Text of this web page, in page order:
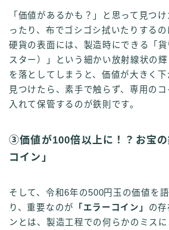
「価値があるかも？」と思って見つ
ったり、布でゴシゴシ拭いたりするの
硬貨の表面には、製造時にできる「
スター）」という細かい放射線状の
を落としてしまうと、価値が大きく下
見つけたら、素手で触らず、専用の
入れて保管するのが鉄則です。
③価値が100倍以上に！？お宝
コイン」
そして、令和6年の500円玉の価値を
り、重要なのが
「エラーコイン」 の
ンとは、製造工程での何らかのミス